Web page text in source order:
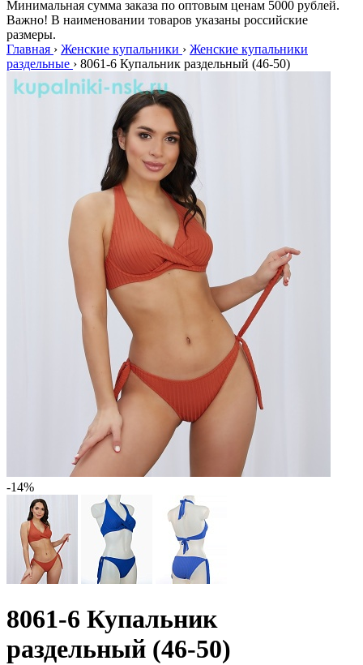
Минимальная сумма заказа по оптовым ценам 5000 рублей.
Важно! В наименовании товаров указаны российские
размеры.
Главная › Женские купальники › Женские купальники
раздельные › 8061-6 Купальник раздельный (46-50)
-14%
8061-6 Купальник
раздельный (46-50)